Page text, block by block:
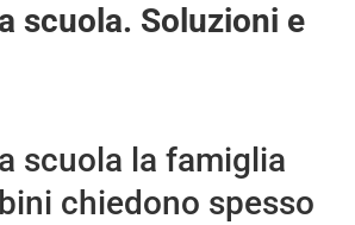
scuola. Soluzioni e
scuola la famiglia
chiedono spesso